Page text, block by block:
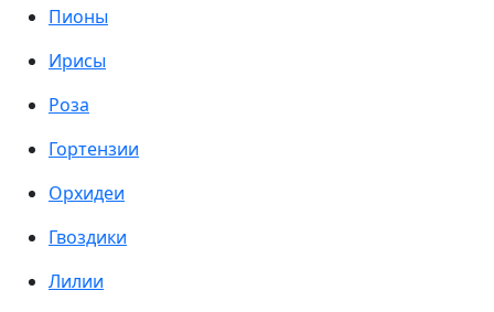
Пионы
Ирисы
Роза
Гортензии
Орхидеи
Гвоздики
Лилии